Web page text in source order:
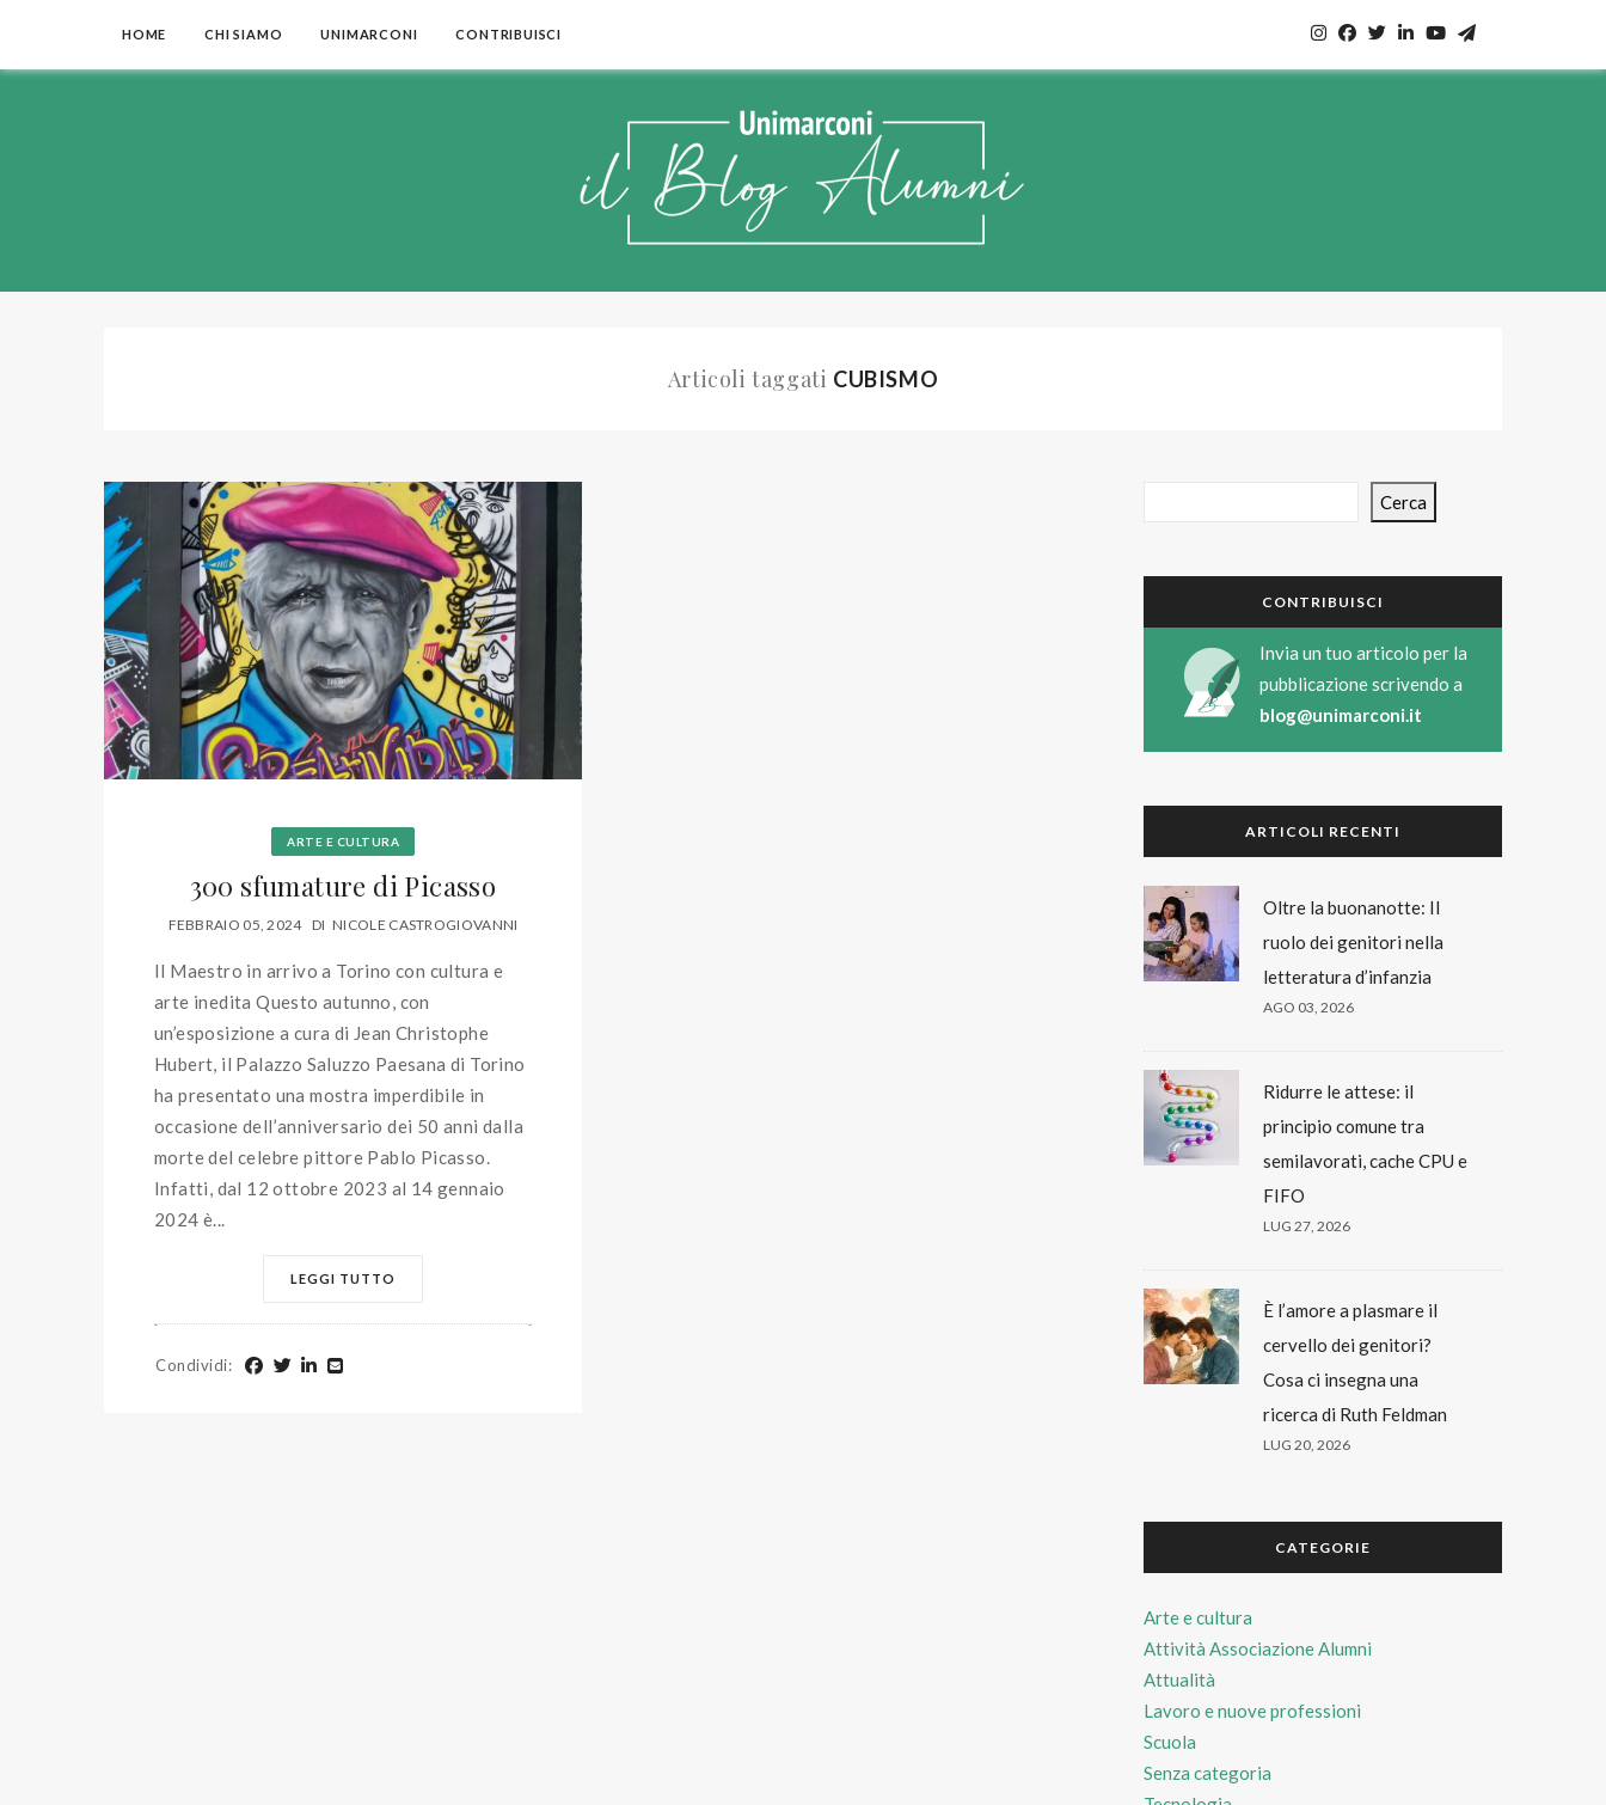
HOME CHI SIAMO UNIMARCONI CONTRIBUISCI
Articoli taggati CUBISMO
ARTE E CULTURA
300 sfumature di Picasso
FEBBRAIO 05, 2024 DI NICOLE CASTROGIOVANNI
Il Maestro in arrivo a Torino con cultura e
arte inedita Questo autunno, con
un’esposizione a cura di Jean Christophe
Hubert, il Palazzo Saluzzo Paesana di Torino
ha presentato una mostra imperdibile in
occasione dell’anniversario dei 50 anni dalla
morte del celebre pittore Pablo Picasso.
Infatti, dal 12 ottobre 2023 al 14 gennaio
2024 è...
LEGGI TUTTO
Condividi:
Cerca
CONTRIBUISCI
Invia un tuo articolo per la
pubblicazione scrivendo a
blog@unimarconi.it
ARTICOLI RECENTI
Oltre la buonanotte: Il
ruolo dei genitori nella
letteratura d’infanzia
AGO 03, 2026
Ridurre le attese: il
principio comune tra
semilavorati, cache CPU e
FIFO
LUG 27, 2026
È l’amore a plasmare il
cervello dei genitori?
Cosa ci insegna una
ricerca di Ruth Feldman
LUG 20, 2026
CATEGORIE
Arte e cultura
Attività Associazione Alumni
Attualità
Lavoro e nuove professioni
Scuola
Senza categoria